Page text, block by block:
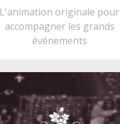
L'animation originale pour
accompagner les grands
événements